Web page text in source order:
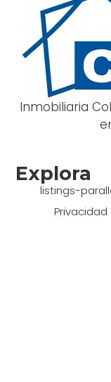
Inmobiliaria
Explora
listings-
Privacidad